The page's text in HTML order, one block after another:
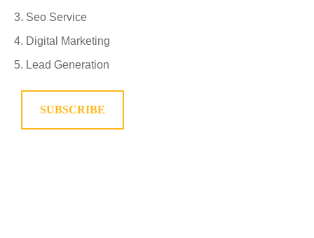
Seo Service
Digital Marketing
Lead Generation
SUBSCRIBE